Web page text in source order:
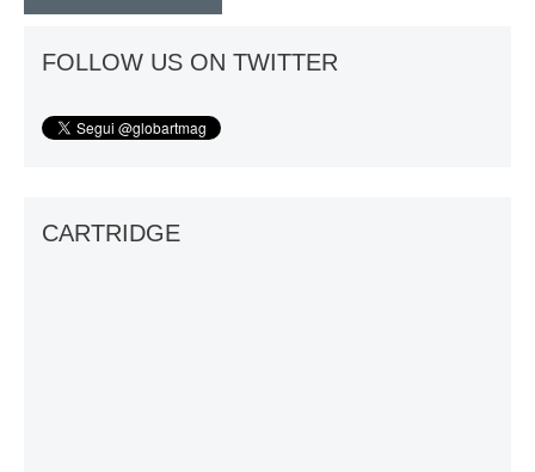
FOLLOW US ON TWITTER
CARTRIDGE